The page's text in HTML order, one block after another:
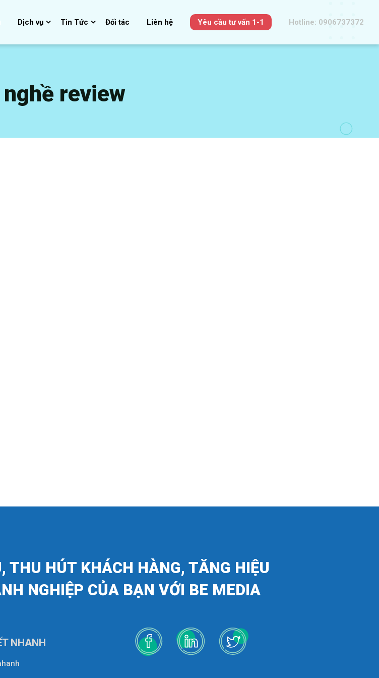
Dịch vụ Tin Tức Đối tác Liên hệ Yêu cầu tư vấn 1-1 Hotline: 0906737372
nghề review
THU HÚT KHÁCH HÀNG, TĂNG HIỆU
NGHIỆP CỦA BẠN VỚI BE MEDIA
NHANH